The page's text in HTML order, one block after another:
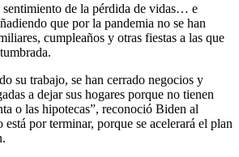
de la pérdida de vidas… e
que por la pandemia no se han
cumpleaños y otras fiestas a las que
su trabajo, se han cerrado negocios y
a dejar sus hogares porque no tienen
o las hipotecas”, reconoció Biden al
está por terminar, porque se acelerará el plan